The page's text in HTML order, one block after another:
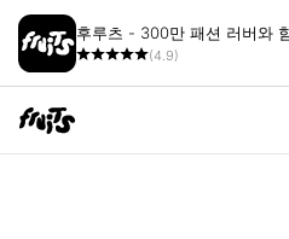
후루츠 - 300만 패션 러버와
(4.9)